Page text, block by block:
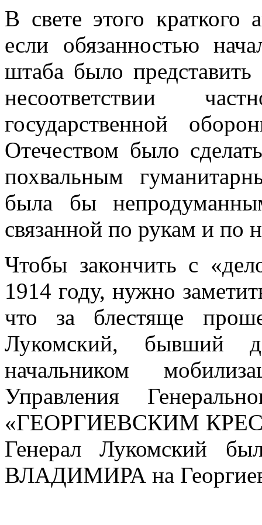
В свете этого краткого
если обязанностью
штаба было
несоответствии
государственной
Отечеством бы­ло
по­хвальным
была бы
связанной по рукам и по
Чтобы закончить с
1914 году, нужно
что за блестяще
Лукомский, бывший
начальником
Управления
«ГЕОРГИ­ЕВСКИМ
Генерал Лукомский
ВЛАДИМИРА на